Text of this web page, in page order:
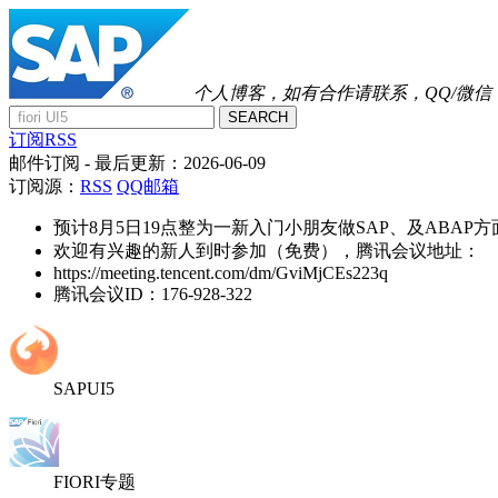
个人博客，如有合作请联系，QQ/微信
SEARCH
订阅RSS
邮件订阅 - 最后更新： 2026-06-09
订阅源： RSS QQ邮箱
预计8月5日19点整为一新入门小朋友做SAP、及ABAP方
欢迎有兴趣的新人到时参加（免费），腾讯会议地址：
https://meeting.tencent.com/dm/GviMjCEs223q
腾讯会议ID：176-928-322
SAPUI5
FIORI专题